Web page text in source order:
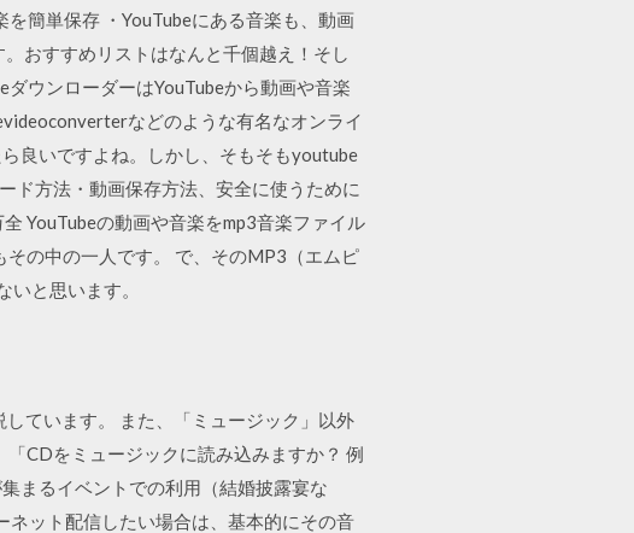
簡単保存 ・YouTubeにある音楽も、動画
おすすめリストはなんと千個越え！そし
ウンローダーはYouTubeから動画や音楽
などのような有名なオンライ
良いですよね。しかし、そもそもyoutube
ド方法・動画保存方法、安全に使うために
YouTubeの動画や音楽をmp3音楽ファイル
の中の一人です。 で、そのMP3（エムピ
と思います。
ています。 また、「ミュージック」以外
CDをミュージックに読み込みますか？ 例
まるイベントでの利用（結婚披露宴な
ネット配信したい場合は、基本的にその音